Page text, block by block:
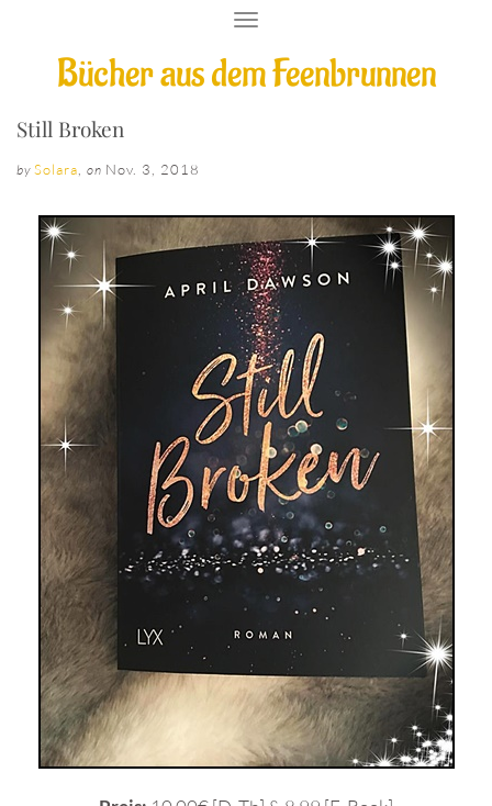
Bücher aus dem Feenbrunnen
T
G
G
A
T
I
O
N
Still Broken
by Solara on Nov. 3, 2018